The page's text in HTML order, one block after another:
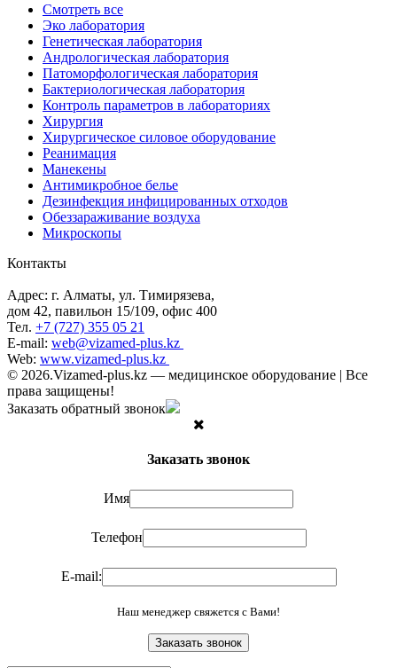
Смотреть все
Эко лаборатория
Генетическая лаборатория
Андрологическая лаборатория
Патоморфологическая лаборатория
Бактериологическая лаборатория
Контроль параметров в лабораториях
Хирургия
Хирургическое силовое оборудование
Реанимация
Манекены
Антимикробное белье
Дезинфекция инфицированных отходов
Обеззараживание воздуха
Микроскопы
Контакты
Адрес: г. Алматы, ул. Тимирязева,
дом 42, павильон 15/109, офис 400
Тел. +7 (727) 355 05 21
E-mail: web@vizamed-plus.kz
Web: www.vizamed-plus.kz
© 2026.Vizamed-plus.kz — медицинское оборудование | Все
права защищены!
Заказать обратный звонок
Заказать звонок
Имя
Телефон
E-mail:
Наш менеджер свяжется с Вами!